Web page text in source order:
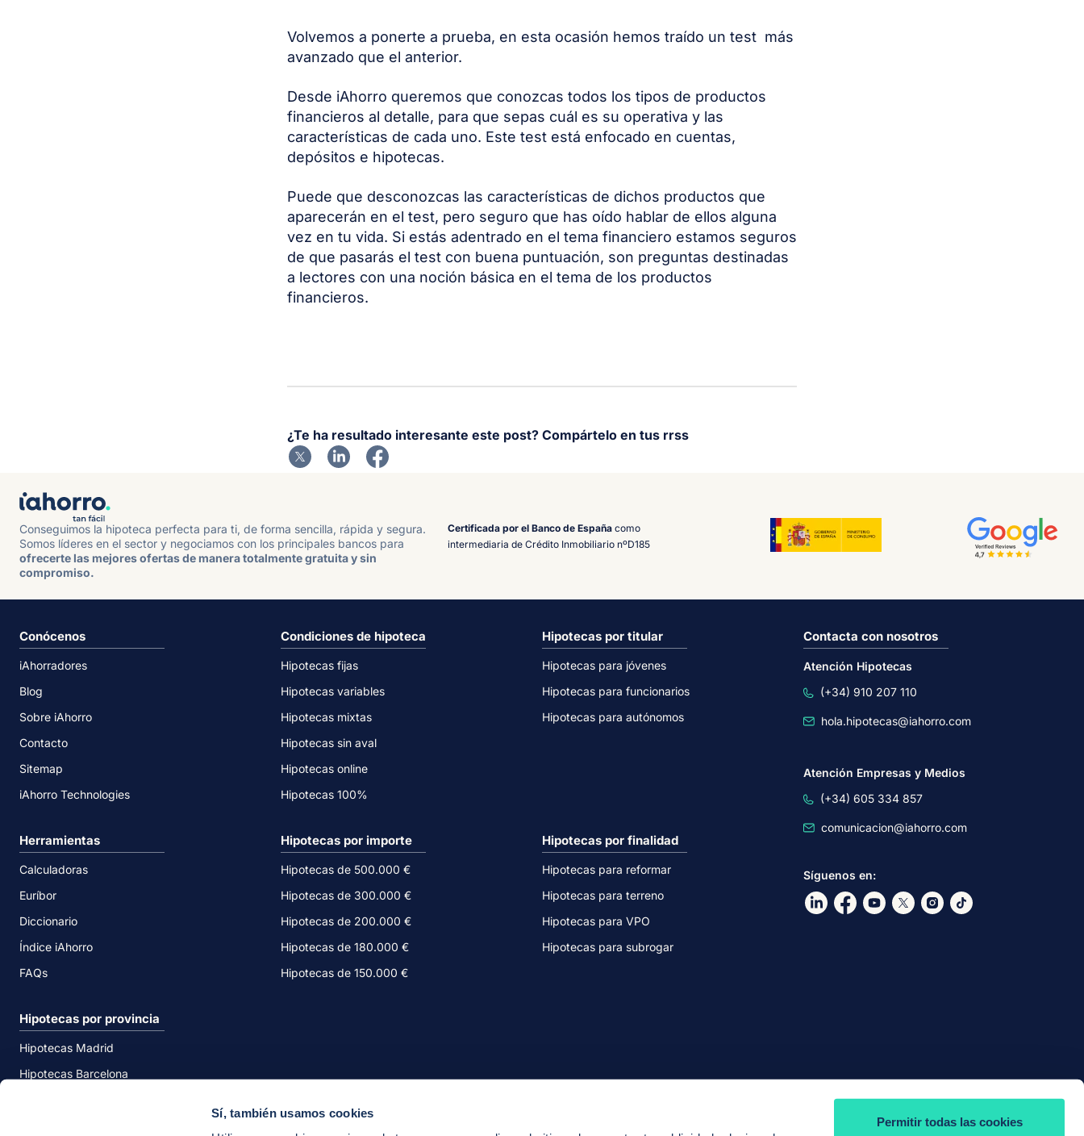
Sí, también usamos cookies
Permitir todas las cookies
Volvemos a ponerte a prueba, en esta ocasión hemos traído un test más
avanzado que el anterior.
Desde iAhorro queremos que conozcas todos los tipos de productos
financieros al detalle, para que sepas cuál es su operativa y las
características de cada uno. Este test está enfocado en cuentas,
depósitos e hipotecas.
Puede que desconozcas las características de dichos productos que
aparecerán en el test, pero seguro que has oído hablar de ellos alguna
vez en tu vida. Si estás adentrado en el tema financiero estamos seguros
de que pasarás el test con buena puntuación, son preguntas destinadas
a lectores con una noción básica en el tema de los productos
financieros.
¿Te ha resultado interesante este post? Compártelo en tus rrss
Conseguimos la hipoteca perfecta para ti, de forma sencilla, rápida y segura.
Somos líderes en el sector y negociamos con los principales bancos para
ofrecerte las mejores ofertas de manera totalmente gratuita y sin
compromiso.
Certificada por el Banco de España como
intermediaria de Crédito Inmobiliario nºD185
Contacta con nosotros
Atención Hipotecas
(+34) 910 207 110
hola.hipotecas@iahorro.com
Atención Empresas y Medios
(+34) 605 334 857
comunicacion@iahorro.com
Síguenos en:
Ir a nuestro Linkdin
Ir a nuestro Facebook
Ir a nuestro canal de Youtube
Ir a nuestro X
Ir a nuestro Instagram
Ir a nuestro TikTok
Conócenos
iAhorradores
Blog
Sobre iAhorro
Contacto
Sitemap
iAhorro Technologies
Herramientas
Calculadoras
Euríbor
Diccionario
Índice iAhorro
FAQs
Condiciones de hipoteca
Hipotecas fijas
Hipotecas variables
Hipotecas mixtas
Hipotecas sin aval
Hipotecas online
Hipotecas 100%
Hipotecas por finalidad
Hipotecas para reformar
Hipotecas para terreno
Hipotecas para VPO
Hipotecas para subrogar
Hipotecas por importe
Hipotecas de 500.000 €
Hipotecas de 300.000 €
Hipotecas de 200.000 €
Hipotecas de 180.000 €
Hipotecas de 150.000 €
Hipotecas por titular
Hipotecas para jóvenes
Hipotecas para funcionarios
Hipotecas para autónomos
Hipotecas por provincia
Hipotecas Madrid
Hipotecas Barcelona